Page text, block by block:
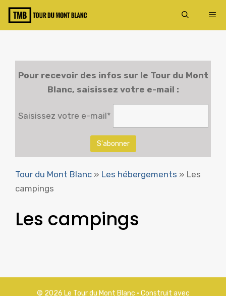
Aller
au
Pour recevoir des infos sur le Tour du Mont
Blanc, saisissez votre e-mail :
Saisissez votre e-mail*
Tour du Mont Blanc » Les hébergements » Les
campings
Les campings
© 2026 Le Tour du Mont Blanc • Construit avec